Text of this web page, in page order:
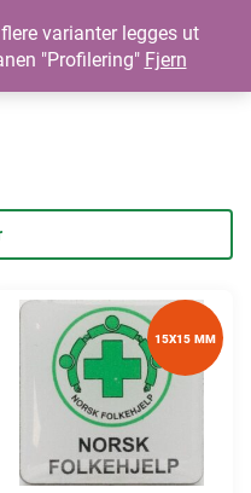
15X15 MM
varianter legges ut
"Profilering" Fjern